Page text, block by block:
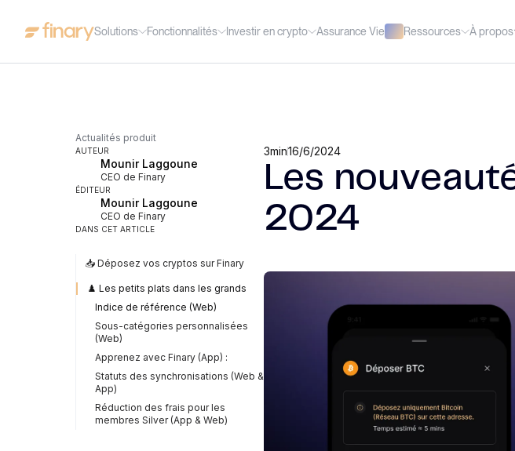
Solutions Fonctionnalités Investir en crypto Assurance Vie Ressources À propos
Actualités produit
AUTEUR
Mounir Laggoune
CEO de Finary
ÉDITEUR
Mounir Laggoune
CEO de Finary
DANS CET ARTICLE
📥 Déposez vos cryptos sur Finary
♟️ Les petits plats dans les grands
Indice de référence (Web)
Sous-catégories personnalisées
(Web)
Apprenez avec Finary (App) :
Statuts des synchronisations (Web &
App)
Réduction des frais pour les
membres Silver (App & Web)
3min16/6/2024
Les
2024